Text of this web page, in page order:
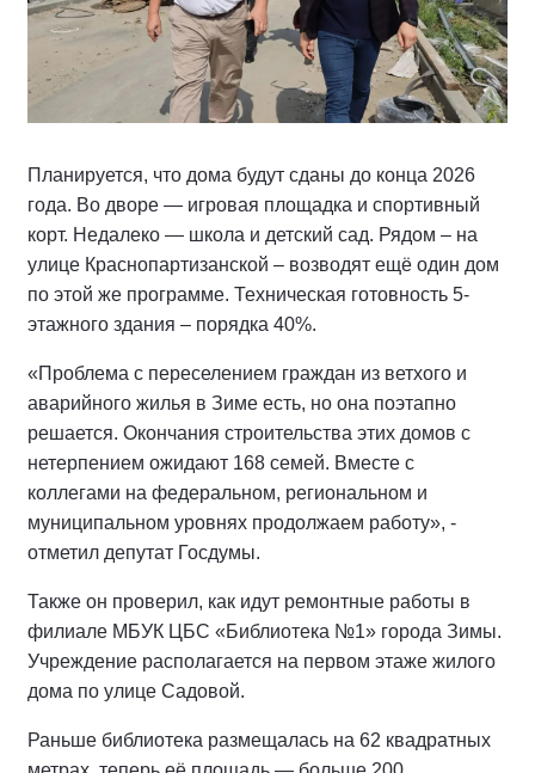
Планируется, что дома будут сданы до конца 2026
года. Во дворе — игровая площадка и спортивный
корт. Недалеко — школа и детский сад. Рядом – на
улице Краснопартизанской – возводят ещё один дом
по этой же программе. Техническая готовность 5-
этажного здания – порядка 40%.
«Проблема с переселением граждан из ветхого и
аварийного жилья в Зиме есть, но она поэтапно
решается. Окончания строительства этих домов с
нетерпением ожидают 168 семей. Вместе с
коллегами на федеральном, региональном и
муниципальном уровнях продолжаем работу», -
отметил депутат Госдумы.
Также он проверил, как идут ремонтные работы в
филиале МБУК ЦБС «Библиотека №1» города Зимы.
Учреждение располагается на первом этаже жилого
дома по улице Садовой.
Раньше библиотека размещалась на 62 квадратных